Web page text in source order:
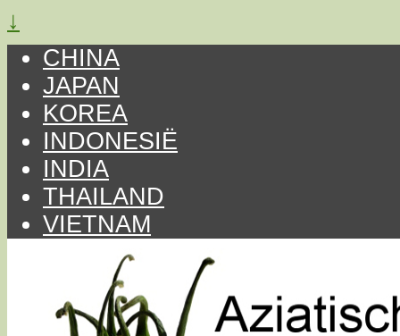
↓
CHINA
JAPAN
KOREA
INDONESIË
INDIA
THAILAND
VIETNAM